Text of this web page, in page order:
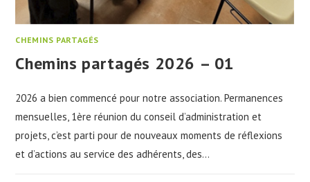
CHEMINS PARTAGÉS
Chemins partagés 2026 – 01
2026 a bien commencé pour notre association. Permanences
mensuelles, 1ère réunion du conseil d’administration et
projets, c’est parti pour de nouveaux moments de réflexions
et d’actions au service des adhérents, des…